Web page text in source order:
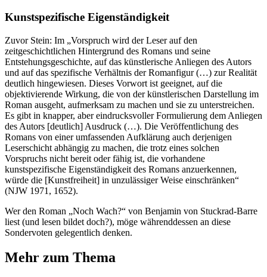
Kunstspezifische Eigenständigkeit
Zuvor Stein: Im „Vorspruch wird der Leser auf den
zeitgeschichtlichen Hintergrund des Romans und seine
Entstehungsgeschichte, auf das künstlerische Anliegen des Autors
und auf das spezifische Verhältnis der Romanfigur (…) zur Realität
deutlich hingewiesen. Dieses Vorwort ist geeignet, auf die
objektivierende Wirkung, die von der künstlerischen Darstellung im
Roman ausgeht, aufmerksam zu machen und sie zu unterstreichen.
Es gibt in knapper, aber eindrucksvoller Formulierung dem Anliegen
des Autors [deutlich] Ausdruck (…). Die Veröffentlichung des
Romans von einer umfassenden Aufklärung auch derjenigen
Leserschicht abhängig zu machen, die trotz eines solchen
Vorspruchs nicht bereit oder fähig ist, die vorhandene
kunstspezifische Eigenständigkeit des Romans anzuerkennen,
würde die [Kunstfreiheit] in unzulässiger Weise einschränken“
(NJW 1971, 1652).
Wer den Roman „Noch Wach?“ von Benjamin von Stuck­rad-Barre
liest (und lesen bildet doch?), möge währenddessen an diese
Sondervoten gelegentlich denken.
Mehr zum Thema